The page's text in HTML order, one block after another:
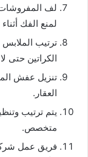
لف المفروشات
لمنع الفك
ترتيب
الكراتين حتى
تنزيل عفش
العقار.
يتم ترتيب
متخصص.
فريق عمل